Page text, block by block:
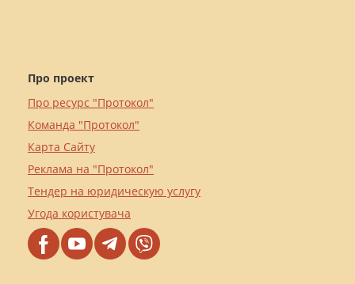
Про проект
Про ресурс "Протокол"
Команда "Протокол"
Карта Сайту
Реклама на "Протокол"
Тендер на юридическую услугу
Угода користувача